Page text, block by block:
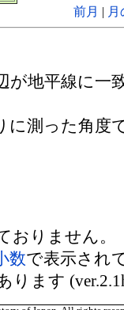
前月 |
が地平線に一
に測った角度
おりません。
数で表示され
ります